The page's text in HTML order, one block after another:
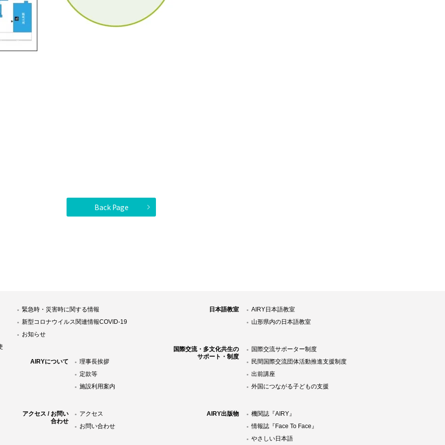
Back Page
緊急時・災害時に関する情報
新型コロナウイルス関連情報COVID-19
お知らせ
AIRYについて
理事長挨拶
定款等
施設利用案内
アクセス / お問い
合わせ
アクセス
お問い合わせ
日本語教室
AIRY日本語教室
山形県内の日本語教室
国際交流・多文化共生の
サポート・制度
国際交流サポーター制度
民間国際交流団体活動推進支援制度
出前講座
外国につながる子どもの支援
AIRY出版物
機関誌『AIRY』
情報誌『Face To Face』
やさしい日本語